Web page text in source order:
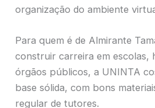
organização do ambiente
Para quem é de Almirante
construir carreira em escolas,
órgãos públicos, a UNINTA
base sólida, com bons
regular de tutores.